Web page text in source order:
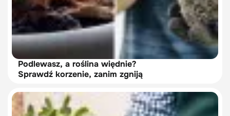
Podlewasz, a roślina więdnie?
Sprawdź korzenie, zanim zgniją